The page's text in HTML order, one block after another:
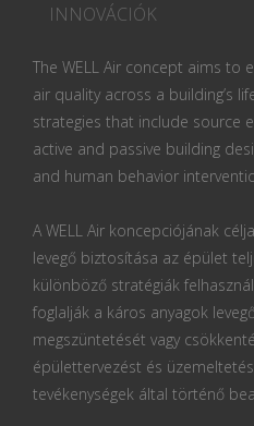
INNOVÁCIÓK
The WELL Air concept aims to
air quality across a building’s
strategies that include source
active and passive building
and human behavior
A WELL Air koncepciójának
levegő biztosítása az épület
különböző stratégiák
foglalják a káros anyagok
megszüntetését vagy
épülettervezést és
tevékenységek által történő